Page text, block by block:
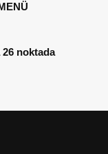
26 noktada